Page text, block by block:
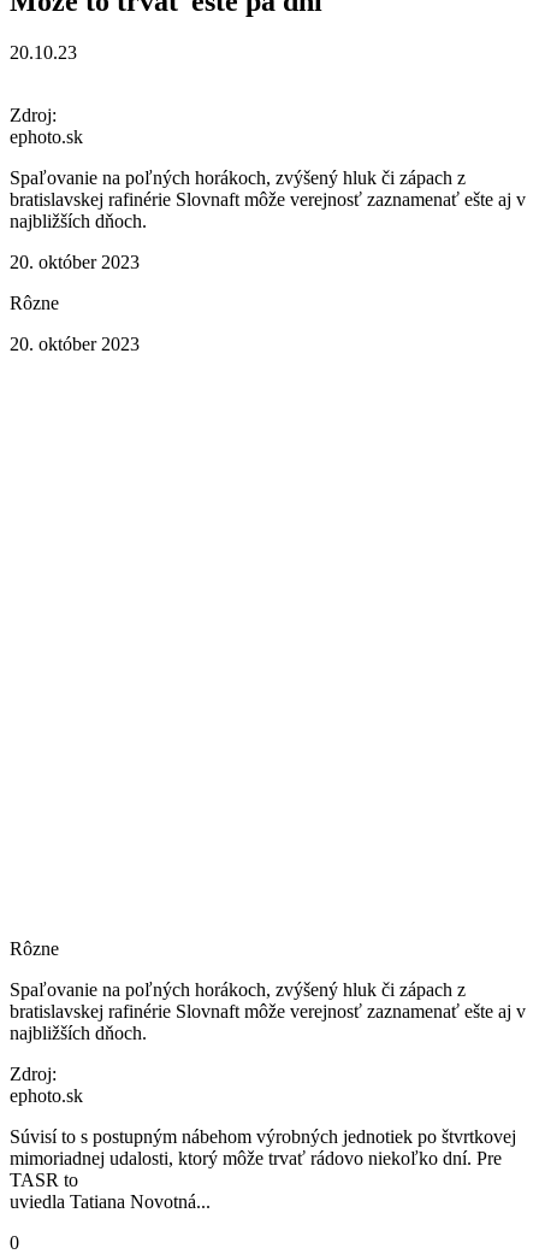
20.10.23
Zdroj:
ephoto.sk
Spaľovanie na poľných horákoch, zvýšený hluk či zápach z
bratislavskej rafinérie Slovnaft môže verejnosť zaznamenať ešte aj v
najbližších dňoch.
20. október 2023
Rôzne
20. október 2023
Rôzne
Spaľovanie na poľných horákoch, zvýšený hluk či zápach z
bratislavskej rafinérie Slovnaft môže verejnosť zaznamenať ešte aj v
najbližších dňoch.
Zdroj:
ephoto.sk
Súvisí to s postupným nábehom výrobných jednotiek po štvrtkovej
mimoriadnej udalosti, ktorý môže trvať rádovo niekoľko dní. Pre
TASR to
uviedla Tatiana Novotná...
0